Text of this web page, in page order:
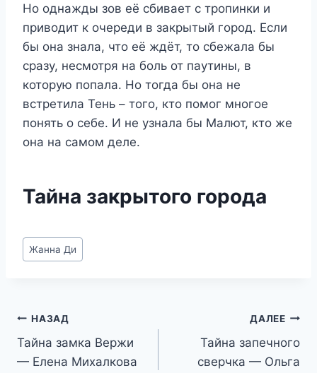
Но однажды зов её сбивает с тропинки и
приводит к очереди в закрытый город. Если
бы она знала, что её ждёт, то сбежала бы
сразу, несмотря на боль от паутины, в
которую попала. Но тогда бы она не
встретила Тень – того, кто помог многое
понять о себе. И не узнала бы Малют, кто же
она на самом деле.
Тайна закрытого города
Метки
записи:
Жанна Ди
Навигация
по
НАЗАД
Тайна замка Вержи
— Елена Михалкова
ДАЛЕЕ
Тайна запечного
сверчка — Ольга